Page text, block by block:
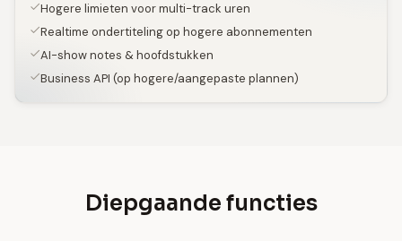
Hogere limieten voor multi-track uren
Realtime ondertiteling op hogere abonnementen
AI-show notes & hoofdstukken
Business API (op hogere/aangepaste plannen)
Diepgaande functies